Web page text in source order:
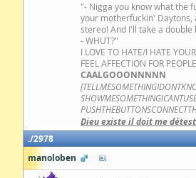
"- Nigga you know what the
your motherfuckin'
stereo! And I'll take a double
- WHUT?"
I LOVE TO HATE/I HATE
FEEL AFFECTION FOR
CAALGOOONNNNN
Dieu existe il doit me
2978
manoloben